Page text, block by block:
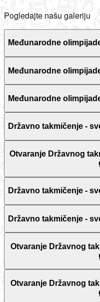
Pogledajte našu galeriju
Međunarodne
Međunarodne
Međunarodne
Državno takmičenje -
Otvaranje Državnog
Državno takmičenje -
Državno takmičenje -
Otvaranje Državnog
Otvaranje Državnog